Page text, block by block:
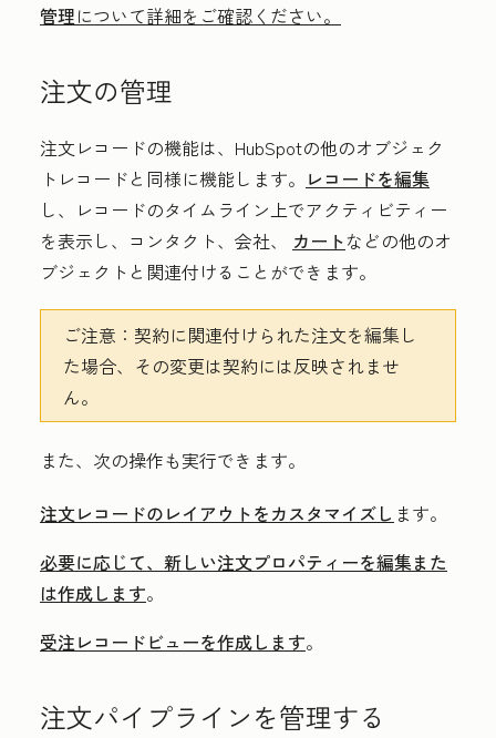
管理について詳細をご確認ください。
注文の管理
注文レコードの機能は、HubSpotの他のオブジェク
トレコードと同様に機能します。 レコードを編集
し、レコードのタイムライン上でアクティビティー
を表示し、コンタクト、会社、 カートなどの他のオ
ブジェクトと関連付けることができます。
ご注意： 契約に関連付けられた注文を編集し
た場合、その変更は契約には反映されませ
ん。
また、次の操作も実行できます。
注文レコードのレイアウトをカスタマイズし ます。
必要に応じて、新しい注文プロパティーを編集また
は作成します。
受注レコードビューを作成します。
注文パイプラインを管理する